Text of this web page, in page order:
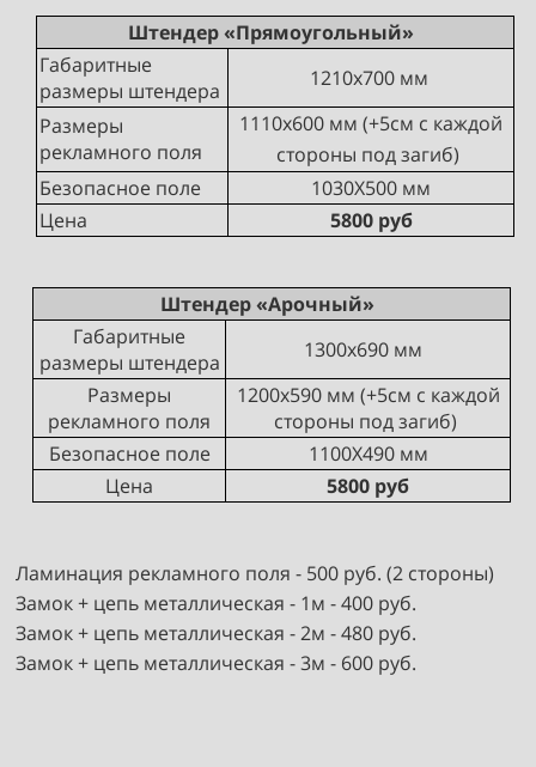
Штендер «Прямоугольный»
Габаритные
размеры штендера
1210х700 мм
Размеры
рекламного поля
1110х600 мм (+5см с каждой
стороны под загиб)
Безопасное поле
1030Х500 мм
Цена
5800 руб
Штендер «Арочный»
Габаритные
размеры штендера
1300х690 мм
Размеры
рекламного поля
1200х590 мм (+5см с каждой
стороны под загиб)
Безопасное поле
1100Х490 мм
Цена
5800 руб
Ламинация рекламного поля - 500 руб. (2 стороны)
Замок + цепь металлическая - 1м - 400 руб.
Замок + цепь металлическая - 2м - 480 руб.
Замок + цепь металлическая - 3м - 600 руб.